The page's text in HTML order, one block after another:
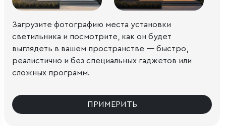
Загрузите фотографию места установки
светильника и посмотрите, как он будет
выглядеть в вашем пространстве — быстро,
реалистично и без специальных гаджетов или
сложных программ.
ПРИМЕРИТЬ